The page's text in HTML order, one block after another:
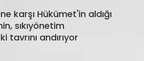
karşı Hükümet'in aldığı
sıkıyönetim
tavrını andırıyor